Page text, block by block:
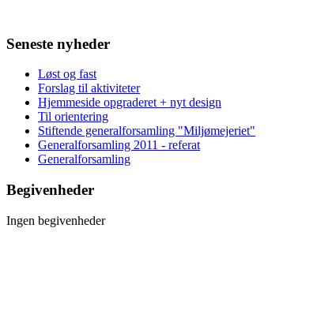
Seneste nyheder
Løst og fast
Forslag til aktiviteter
Hjemmeside opgraderet + nyt design
Til orientering
Stiftende generalforsamling "Miljømejeriet"
Generalforsamling 2011 - referat
Generalforsamling
Begivenheder
Ingen begivenheder